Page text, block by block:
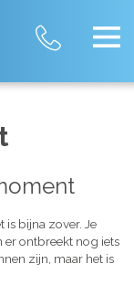
is bijna zover. Je
er ontbreekt nog iets
zijn, maar het is